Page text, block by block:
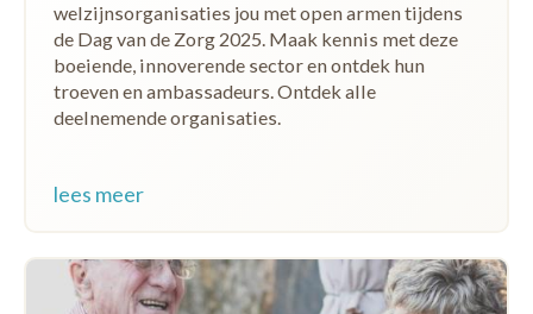
welzijnsorganisaties jou met open armen tijdens
de Dag van de Zorg 2025. Maak kennis met deze
boeiende, innoverende sector en ontdek hun
troeven en ambassadeurs. Ontdek alle
deelnemende organisaties.
lees meer